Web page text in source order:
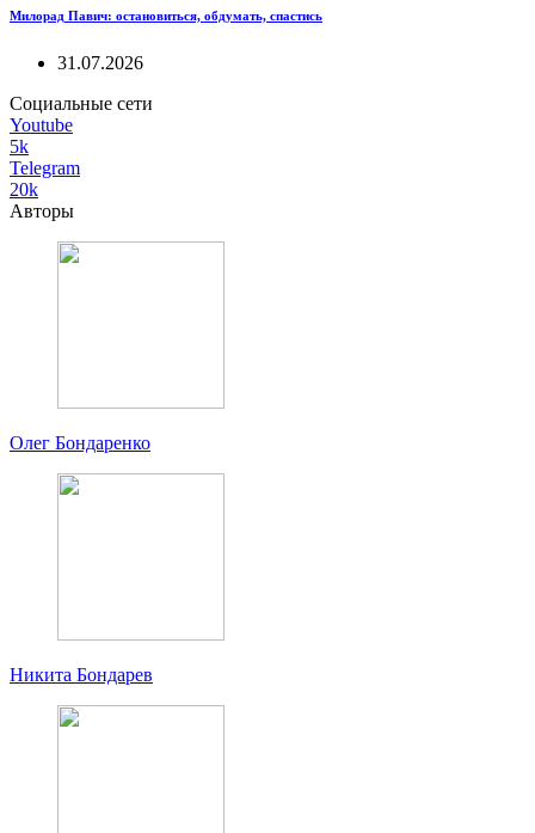
Милорад Павич: остановиться, обдумать, спастись
31.07.2026
Социальные сети
Youtube
5k
Telegram
20k
Авторы
Олег Бондаренко
Никита Бондарев